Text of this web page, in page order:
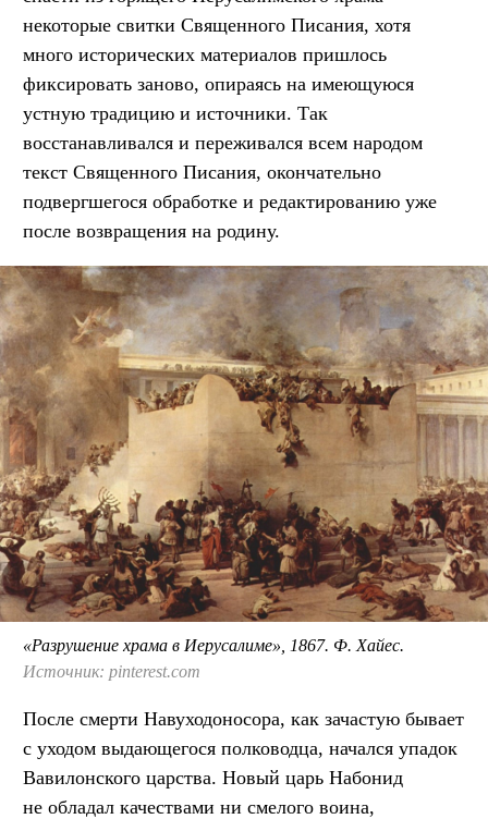
некоторые свитки Священного Писания, хотя
много исторических материалов пришлось
фиксировать заново, опираясь на имеющуюся
устную традицию и источники. Так
восстанавливался и переживался всем народом
текст Священного Писания, окончательно
подвергшегося обработке и редактированию уже
после возвращения на родину.
«Разрушение храма в Иерусалиме», 1867. Ф. Хайес.
Источник: pinterest.com
После смерти Навуходоносора, как зачастую бывает
с уходом выдающегося полководца, начался упадок
Вавилонского царства. Новый царь Набонид
не обладал качествами ни смелого воина,